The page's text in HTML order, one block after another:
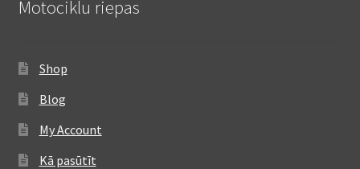
Motociklu riepas
Shop
Blog
My Account
Kā pasūtīt